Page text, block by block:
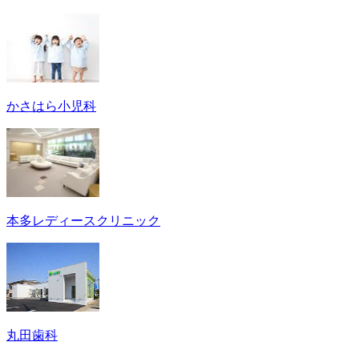
かさはら小児科
本多レディースクリニック
丸田歯科